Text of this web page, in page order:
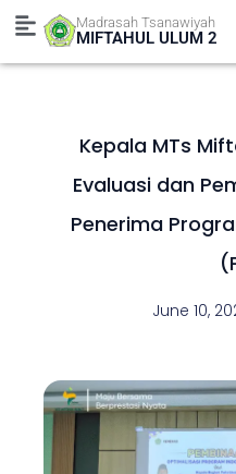
Skip
content
Madrasah Tsanawiyah
MIFTAHUL ULUM 2
Kepala MTs
Evaluasi dan
Penerima
June 10,